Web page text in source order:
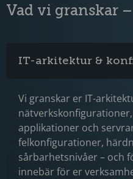
Vad vi granskar
IT-arkitektur &
Vi granskar er IT-
applikationer och
felkonfigurationer,
sårbarhetsnivåer – och
innebär för er